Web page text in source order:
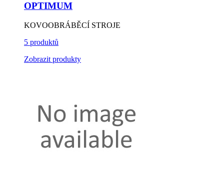
OPTIMUM
KOVOOBRÁBĚCÍ STROJE
5 produktů
Zobrazit produkty